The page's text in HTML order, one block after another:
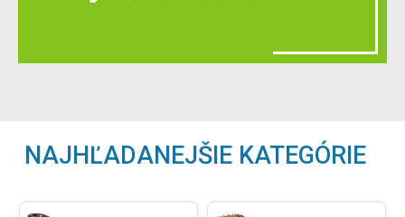
NAJHĽADANEJŠIE KATEGÓRIE